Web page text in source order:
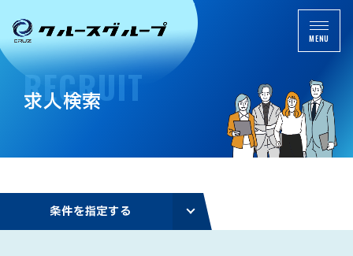
MENU
求人検索
RECRUIT
条件を指定する